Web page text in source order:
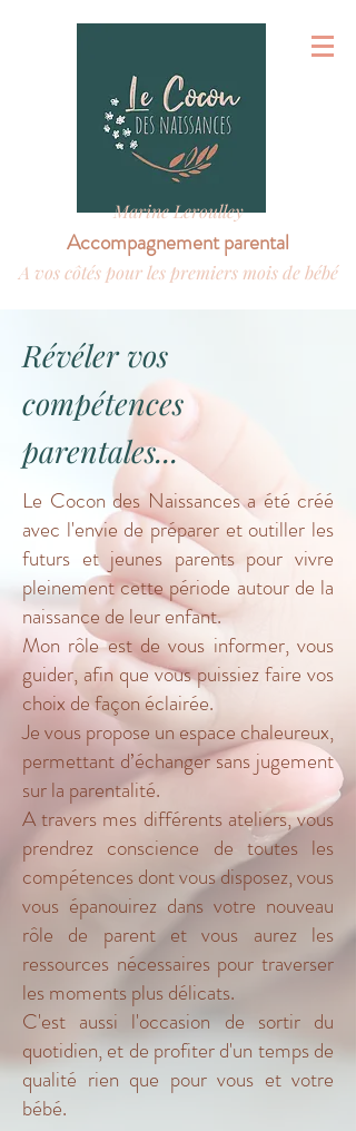
Marine Leroulley
Accompagnement parental
A vos côtés pour les premiers mois de bébé
Révéler vos
compétences
parentales...
Le Cocon des Naissances a été créé
avec l'envie de préparer et outiller les
futurs et jeunes parents pour vivre
pleinement cette période autour de la
naissance de leur enfant.
Mon rôle est de vous informer, vous
guider, afin que vous puissiez faire vos
choix de façon éclairée.
Je vous propose un espace chaleureux,
permettant d’échanger sans jugement
sur la parentalité.
A travers mes différents ateliers, vous
prendrez conscience de toutes les
compétences dont vous disposez, vous
vous épanouirez dans votre nouveau
rôle de parent et vous aurez les
ressources nécessaires pour traverser
les moments plus délicats.
C'est aussi l'occasion de sortir du
quotidien, et de profiter d'un temps de
qualité rien que pour vous et votre
bébé.